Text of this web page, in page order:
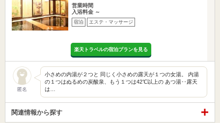
営業時間
入浴料金 ～
宿泊 エステ・マッサージ
楽天トラベルの宿泊プランを見る
匿名
小さめの内湯が２つと 同じく小さめの露天が１つの女湯。 内湯
の１つはぬるめの炭酸泉、もう１つは42℃以上の あつ湯‥露天
は…
関連情報から探す